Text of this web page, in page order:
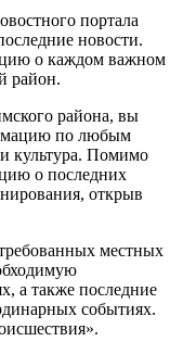
портала
новости.
о каждом важном
район.
района, вы
по любым
культура. Помимо
о последних
открыв
местных
а также последние
событиях.